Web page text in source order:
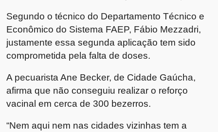
Segundo o técnico do Departamento Técnico e
Econômico do Sistema FAEP, Fábio Mezzadri,
justamente essa segunda aplicação tem sido
comprometida pela falta de doses.
A pecuarista Ane Becker, de Cidade Gaúcha,
afirma que não conseguiu realizar o reforço
vacinal em cerca de 300 bezerros.
“Nem aqui nem nas cidades vizinhas tem a